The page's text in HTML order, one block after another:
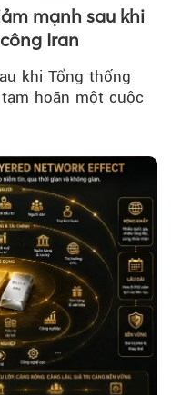
mạnh sau khi
Iran
khi Tổng thống
hoãn một cuộc